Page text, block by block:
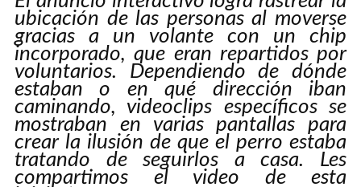
ubicación de las personas al moverse
gracias a un volante con un chip
incorporado, que eran repartidos por
voluntarios. Dependiendo de dónde
estaban o en qué dirección iban
caminando, videoclips específicos se
mostraban en varias pantallas para
crear la ilusión de que el perro estaba
tratando de seguirlos a casa. Les
compartimos el video de esta